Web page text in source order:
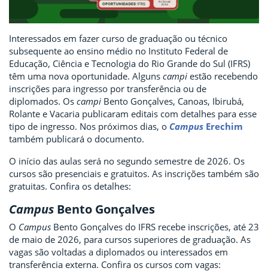
Interessados em fazer curso de graduação ou técnico
subsequente ao ensino médio no Instituto Federal de
Educação, Ciência e Tecnologia do Rio Grande do Sul (IFRS)
têm uma nova oportunidade. Alguns campi estão recebendo
inscrições para ingresso por transferência ou de
diplomados. Os campi Bento Gonçalves, Canoas, Ibirubá,
Rolante e Vacaria publicaram editais com detalhes para esse
tipo de ingresso. Nos próximos dias, o Campus Erechim
também publicará o documento.
O início das aulas será no segundo semestre de 2026. Os
cursos são presenciais e gratuitos. As inscrições também são
gratuitas. Confira os detalhes:
Campus Bento Gonçalves
O Campus Bento Gonçalves do IFRS recebe inscrições, até 23
de maio de 2026, para cursos superiores de graduação. As
vagas são voltadas a diplomados ou interessados em
transferência externa. Confira os cursos com vagas: